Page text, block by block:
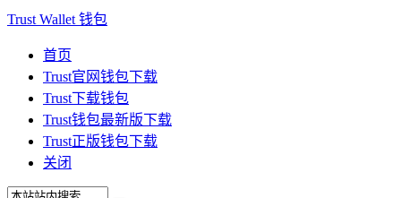
Trust Wallet 钱包
首页
Trust官网钱包下载
Trust下载钱包
Trust钱包最新版下载
Trust正版钱包下载
关闭